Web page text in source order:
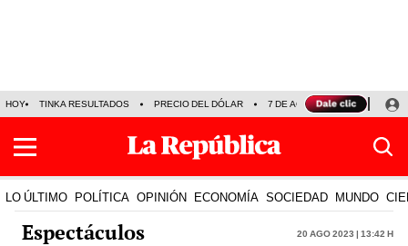
HOY TINKA RESULTADOS PRECIO DEL DÓLAR 7 DE AGOSTO OLLANTA
LO ÚLTIMO POLÍTICA OPINIÓN ECONOMÍA SOCIEDAD MUNDO
Espectáculos 20 Ago 2023 | 13:42 h